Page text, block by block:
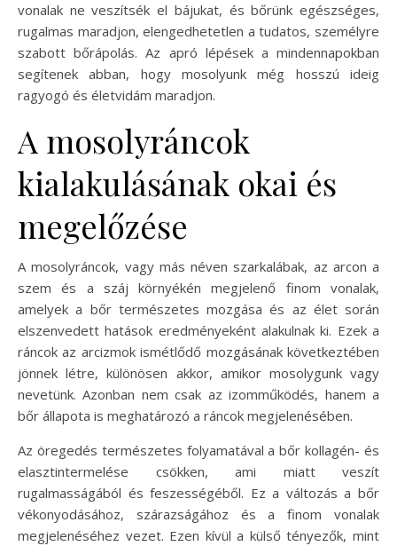
vonalak ne veszítsék el bájukat, és bőrünk egészséges,
rugalmas maradjon, elengedhetetlen a tudatos, személyre
szabott bőrápolás. Az apró lépések a mindennapokban
segítenek abban, hogy mosolyunk még hosszú ideig
ragyogó és életvidám maradjon.
A mosolyráncok
kialakulásának okai és
megelőzése
A mosolyráncok, vagy más néven szarkalábak, az arcon a
szem és a száj környékén megjelenő finom vonalak,
amelyek a bőr természetes mozgása és az élet során
elszenvedett hatások eredményeként alakulnak ki. Ezek a
ráncok az arcizmok ismétlődő mozgásának következtében
jönnek létre, különösen akkor, amikor mosolygunk vagy
nevetünk. Azonban nem csak az izomműködés, hanem a
bőr állapota is meghatározó a ráncok megjelenésében.
Az öregedés természetes folyamatával a bőr kollagén- és
elasztintermelése csökken, ami miatt veszít
rugalmasságából és feszességéből. Ez a változás a bőr
vékonyodásához, szárazságához és a finom vonalak
megjelenéséhez vezet. Ezen kívül a külső tényezők, mint